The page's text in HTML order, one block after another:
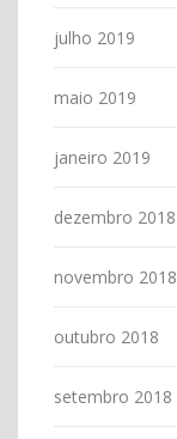
julho 2019
maio 2019
janeiro 2019
dezembro 2018
novembro 2018
outubro 2018
setembro 2018